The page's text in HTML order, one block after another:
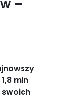
–
mln
swoich